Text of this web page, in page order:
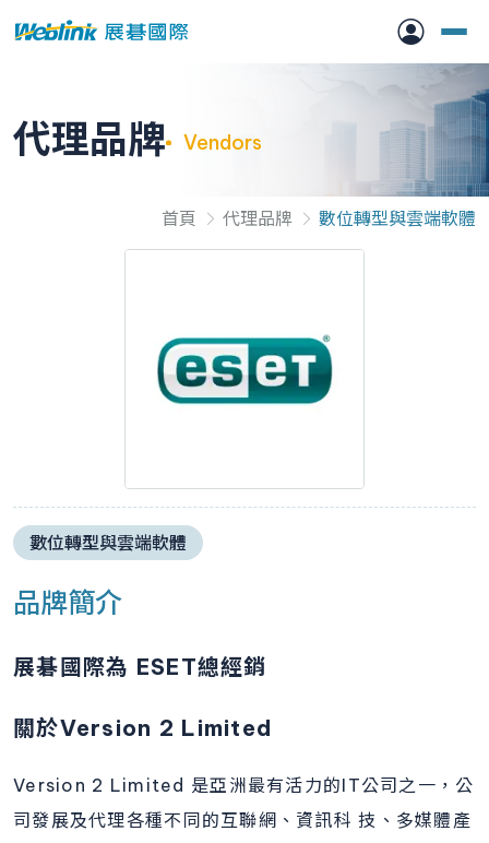
代理品牌 Vendors
首頁 代理品牌 數位轉型與雲端軟體
數位轉型與雲端軟體
品牌簡介
展碁國際為 ESET總經銷
關於Version 2 Limited
Version 2 Limited 是亞洲最有活力的IT公司之一，公
司發展及代理各種不同的互聯網、資訊科 技、多媒體產